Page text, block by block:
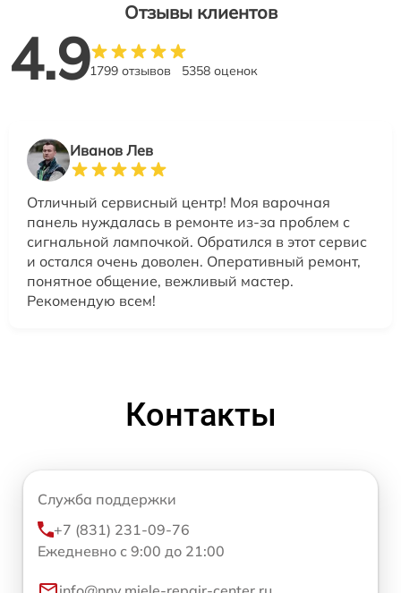
Отзывы клиентов
4.91799 отзывов 5358 оценок
Иванов Лев
Отличный сервисный центр! Моя варочная
панель нуждалась в ремонте из-за проблем с
сигнальной лампочкой. Обратился в этот сервис
и остался очень доволен. Оперативный ремонт,
понятное общение, вежливый мастер.
Рекомендую всем!
Контакты
Служба поддержки
+7 (831) 231-09-76
Ежедневно с 9:00 до 21:00